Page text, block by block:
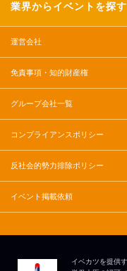
業界からイベントを探す
運営会社
免責事項・知的財産権
グループ会社一覧
コンプライアンスポリシー
反社会的勢力排除ポリシー
イベント掲載依頼